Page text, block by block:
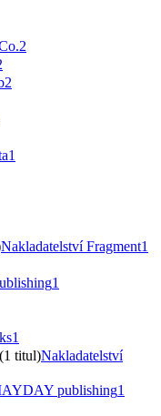
2
2
1
Nakladatelství Fragment1
1
1
titul)Nakladatelství
publishing1